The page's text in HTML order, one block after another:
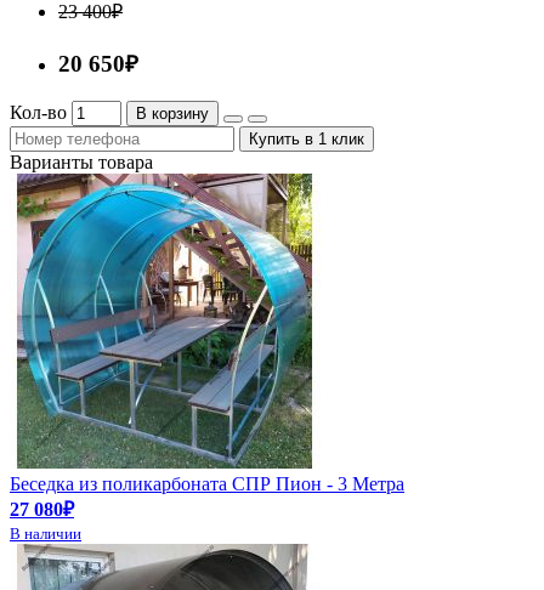
23 400₽
20 650₽
Кол-во
В корзину
Купить в 1 клик
Варианты товара
Беседка из поликарбоната СПР Пион - 3 Метра
27 080₽
В наличии